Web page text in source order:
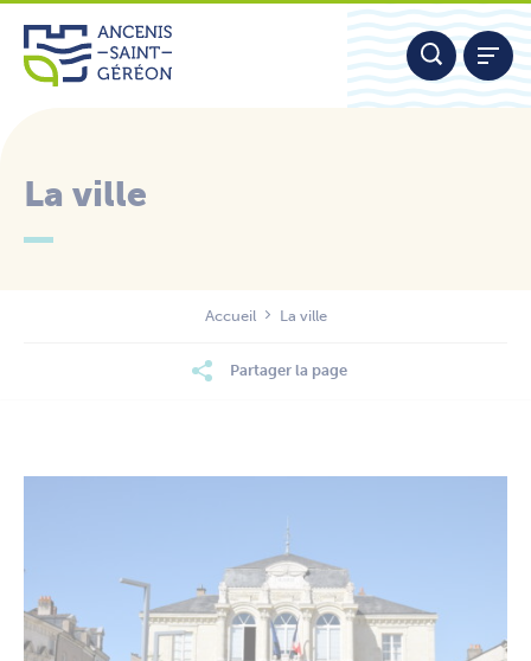
Aller
contenu
La ville
Accueil La ville
Partager la page
Panneau de gestion des cookies